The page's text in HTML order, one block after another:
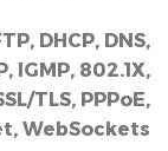
DHCP, DNS,
IGMP, 802.1X,
TLS, PPPoE,
WebSockets